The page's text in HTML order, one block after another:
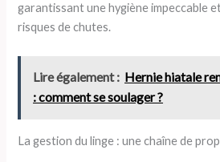
garantissant une hygiène impeccable
risques de chutes.
Lire également : Hernie hiatale
: comment se soulager ?
La gestion du linge : une chaîne de